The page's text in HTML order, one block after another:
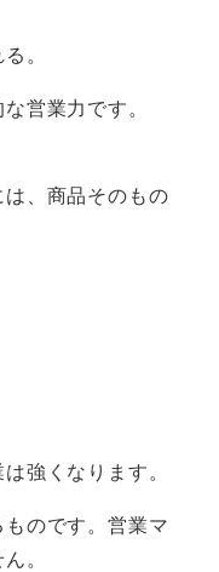
。
営業力です。
は、商品そのもの
強くなります。
のです。営業マ
。